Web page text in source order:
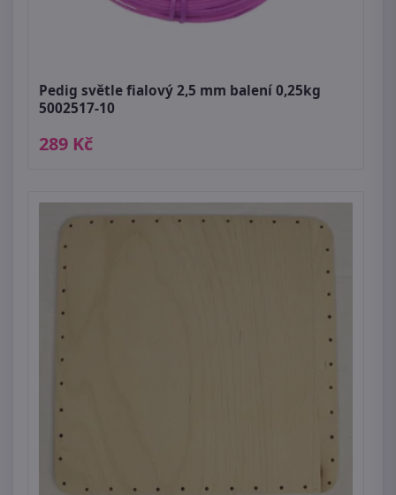
Pedig světle fialový 2,5 mm balení 0,25kg
5002517-10
289 Kč